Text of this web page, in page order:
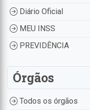
Diário Oficial
MEU INSS
PREVIDÊNCIA
Órgãos
Todos os órgãos